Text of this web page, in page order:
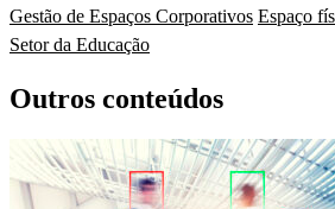
Gestão de Espaços Corporativos Espaço
Setor da Educação
Outros conteúdos